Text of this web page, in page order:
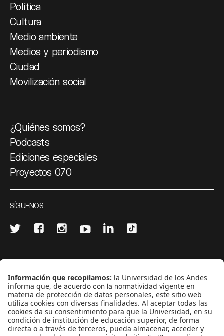
Política
Cultura
Medio ambiente
Medios y periodismo
Ciudad
Movilización social
¿Quiénes somos?
Podcasts
Ediciones especiales
Proyectos 070
SÍGUENOS
CONTÁCTANOS
cerosetenta@uniandes.edu.co
BOGOTÁ, COLOMBIA